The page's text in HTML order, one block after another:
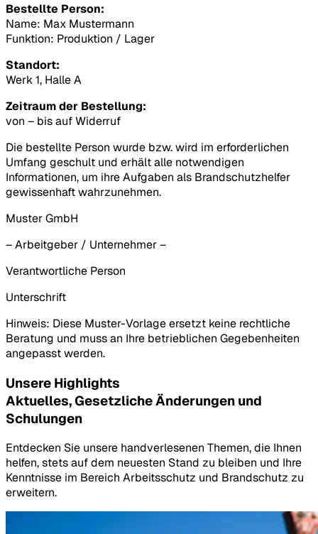
Bestellte Person:
Name: Max Mustermann
Funktion: Produktion / Lager
Standort:
Werk 1, Halle A
Zeitraum der Bestellung:
von – bisauf Widerruf
Die bestellte Person wurde bzw. wird im erforderlichen
Umfang geschult und erhält alle notwendigen
Informationen, um ihre Aufgaben als Brandschutzhelfer
gewissenhaft wahrzunehmen.
Muster GmbH
– Arbeitgeber / Unternehmer –
Verantwortliche Person
Unterschrift
Hinweis: Diese Muster-Vorlage ersetzt keine rechtliche
Beratung und muss an Ihre betrieblichen Gegebenheiten
angepasst werden.
Unsere Highlights
Aktuelles, Gesetzliche Änderungen und
Schulungen
Entdecken Sie unsere handverlesenen Themen, die Ihnen
helfen, stets auf dem neuesten Stand zu bleiben und Ihre
Kenntnisse im Bereich Arbeitsschutz und Brandschutz zu
erweitern.